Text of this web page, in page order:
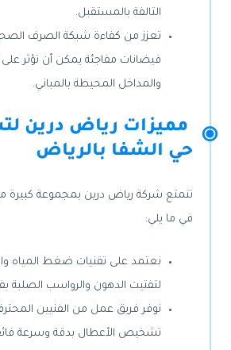
التالفة بالمستقبل.
تعزز من كفاءة شبكة الصرف
فيضانات مفاجئة يمكن أن تؤثر
والمداخل المحيطة بالمباني.
مميزات رياض درين
حي الشفا بالرياض
تتمتع شركة رياض درين بمجموعة كبيرة
في ما يلي:
نعتمد على تقنيات ضغط المياه
لتفتيت الدهون والرواسب الصلبة
نوفر فريق عمل من الفنيين
تشخيص الأعطال بدقة وسرعة